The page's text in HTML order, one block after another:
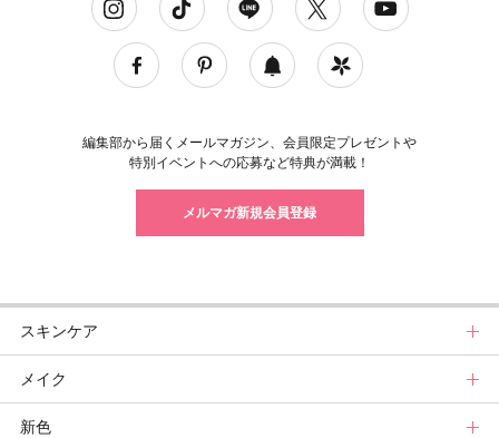
編集部から届くメールマガジン、会員限定プレゼントや
特別イベントへの応募など特典が満載！
メルマガ新規会員登録
スキンケア
スキンケアトップ
ニュース
メイク
メイクトップ
新色